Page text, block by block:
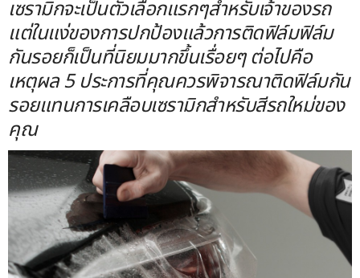
เซรามิกจะเป็นตัวเลือกแรกๆสำหรับเจ้าของรถ
แต่ในแง่ของการปกป้องแล้วการติดฟิล์มฟิล์ม
กันรอยก็เป็นที่นิยมมากขึ้นเรื่อยๆ ต่อไปคือ
เหตุผล 5 ประการที่คุณควรพิจารณาติดฟิล์มกัน
รอยแทนการเคลือบเซรามิกสำหรับสีรถใหม่ของ
คุณ